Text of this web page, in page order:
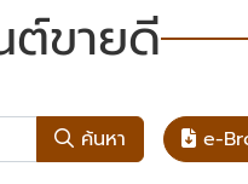
ต์ขายดี
ค้นหา e-